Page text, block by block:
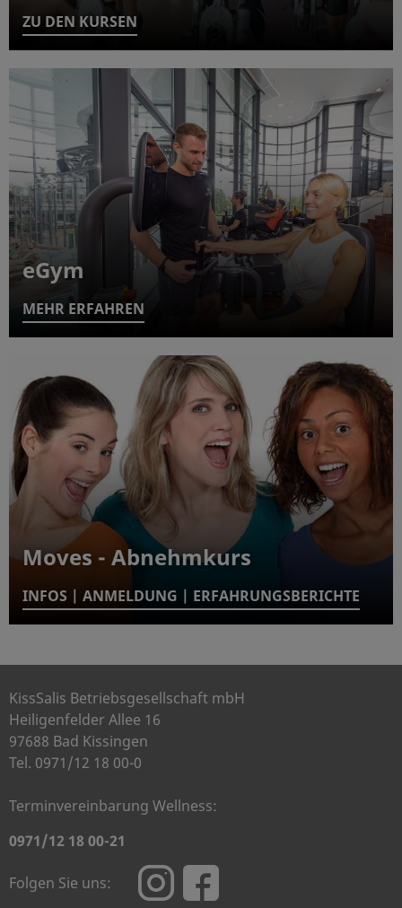
ZU DEN KURSEN
eGym
MEHR ERFAHREN
Moves - Abnehmkurs
INFOS | ANMELDUNG | ERFAHRUNGSBERICHTE
KissSalis Betriebsgesellschaft mbH
Heiligenfelder Allee 16
97688 Bad Kissingen
Tel. 0971/12 18 00-0
Terminvereinbarung Wellness:
0971/12 18 00-21
Folgen Sie uns: